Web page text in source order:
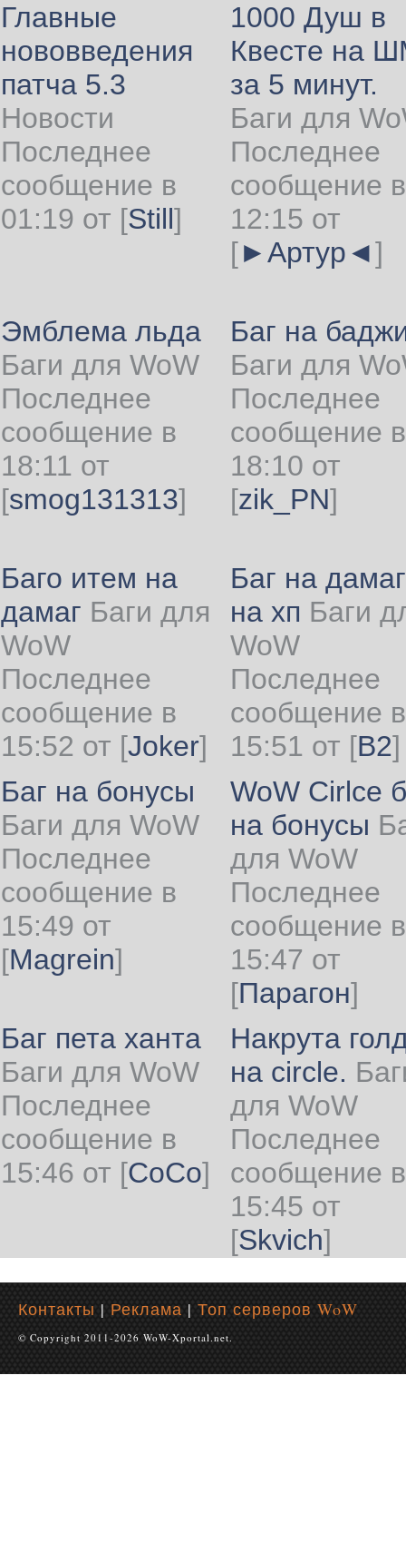
Главные
нововведения
патча 5.3
Новости
Последнее
сообщение в
01:19 от [Still]
1000 Душ в
Квесте на
за 5 минут.
Баги для
Последнее
сообщение в
12:15 от
[►Артур◄]
Эмблема льда
Баги для WoW
Последнее
сообщение в
18:11 от
[smog131313]
Баг на
Баги для
Последнее
сообщение в
18:10 от
[zik_PN]
Баго итем на
дамаг Баги для
WoW
Последнее
сообщение в
15:52 от [Joker]
Баг на
на хп Баги
WoW
Последнее
сообщение в
15:51 от [B2]
Баг на бонусы
Баги для WoW
Последнее
сообщение в
15:49 от
[Magrein]
WoW Cirlce
на бонусы
для WoW
Последнее
сообщение в
15:47 от
[Парагон]
Баг пета ханта
Баги для WoW
Последнее
сообщение в
15:46 от [CoCo]
Накрута
на circle.
для WoW
Последнее
сообщение в
15:45 от
[Skvich]
Контакты | Реклама | Топ серверов WoW
© Copyright 2011-2026 WoW-Xportal.net.